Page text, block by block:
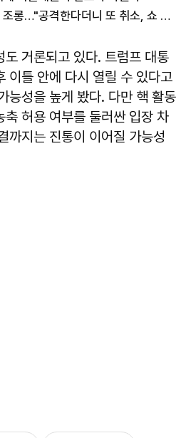
이란 협상대표, 트럼프 조롱…"공격한다더니 또 취소, 쇼 외교"
도 거론되고 있다. 트럼프 대통
이틀 안에 다시 열릴 수 있다고
능성을 높게 봤다. 다만 핵 활동
축 허용 여부를 둘러싼 입장 차
까지는 진통이 이어질 가능성